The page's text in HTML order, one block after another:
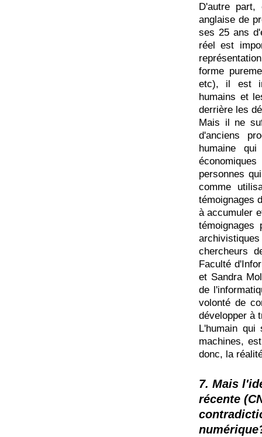
D'autre part,
anglaise de
ses 25 ans
réel est
forme
etc), il est
humains et
derrière les
Mais il ne
d'anciens
humaine
personnes
comme
témoignages
à accumuler
chercheurs
Faculté
et Sandra
de
volonté de
développer à
L'humain
machines,
donc, la
7. Mais
récente